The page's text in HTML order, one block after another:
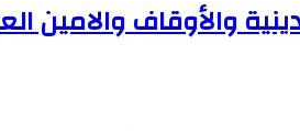
والأوقاف والامين